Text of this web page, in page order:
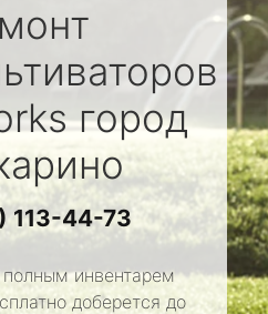
город
113-44-73
инвентарем
доберется до